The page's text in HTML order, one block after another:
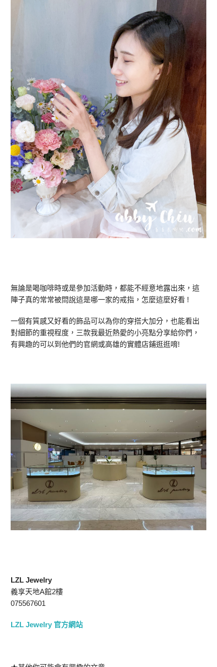
無論是喝咖啡時或是參加活動時，都能不經意地露出來，這
陣子真的常常被問說這是哪一家的戒指，怎麼這麼好看 !
一個有質感又好看的飾品可以為你的穿搭大加分，也能看出
對細節的重視程度，三款我最近熱愛的小亮點分享給你們，
有興趣的可以到他們的官網或高雄的實體店鋪逛逛唷!
LZL Jewelry
義享天地A館2樓
075567601
LZL Jewelry 官方網站